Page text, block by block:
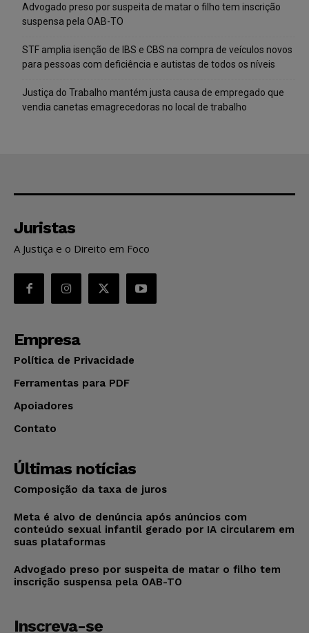
Advogado preso por suspeita de matar o filho tem inscrição
suspensa pela OAB-TO
STF amplia isenção de IBS e CBS na compra de veículos novos
para pessoas com deficiência e autistas de todos os níveis
Justiça do Trabalho mantém justa causa de empregado que
vendia canetas emagrecedoras no local de trabalho
Juristas
A Justiça e o Direito em Foco
Empresa
Política de Privacidade
Ferramentas para PDF
Apoiadores
Contato
Últimas notícias
Composição da taxa de juros
Meta é alvo de denúncia após anúncios com
conteúdo sexual infantil gerado por IA circularem em
suas plataformas
Advogado preso por suspeita de matar o filho tem
inscrição suspensa pela OAB-TO
Inscreva-se